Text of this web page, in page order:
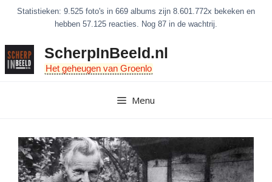
inhoud
Statistieken: 9.525 foto's in 669 albums zijn 8.601.772x bekeken en
hebben 57.125 reacties. Nog 87 in de wachtrij.
ScherpInBeeld.nl
Het geheugen van Groenlo
Menu